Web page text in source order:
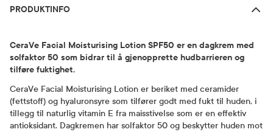
PRODUKTINFO
CeraVe Facial Moisturising Lotion SPF50 er en dagkrem med
solfaktor 50 som bidrar til å gjenopprette hudbarrieren og
tilføre fuktighet.
CeraVe Facial Moisturising Lotion er beriket med ceramider
(fettstoff) og hyaluronsyre som tilfører godt med fukt til huden, i
tillegg til naturlig vitamin E fra maisstivelse som er en effektiv
antioksidant. Dagkremen har solfaktor 50 og beskytter huden mot